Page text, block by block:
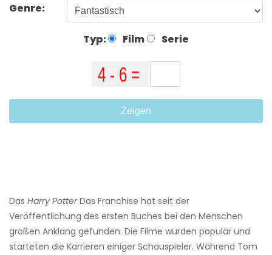
Genre:
Typ: Film Serie
Zeigen
Das Harry PotterDas Franchise hat seit der
Veröffentlichung des ersten Buches bei den Menschen
großen Anklang gefunden. Die Filme wurden populär und
starteten die Karrieren einiger Schauspieler. Während Tom